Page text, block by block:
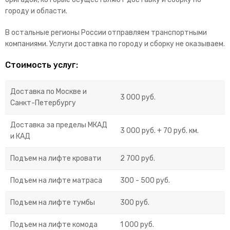
городу и области.
В остальные регионы России отправляем транспортными
компаниями. Услуги доставка по городу и сборку не оказываем.
Стоимость услуг:
Доставка по Москве и
Санкт-Петербургу
3 000 руб.
Доставка за пределы МКАД
и КАД
3 000 руб. + 70 руб. км.
Подъем на лифте кровати 2 700 руб.
Подъем на лифте матраса 300 - 500 руб.
Подъем на лифте тумбы 300 руб.
Подъем на лифте комода 1 000 руб.